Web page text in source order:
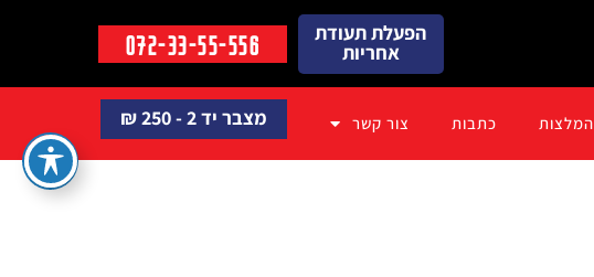
הפעלת תעודת
אחריות 072-33-55-556
המלצות כתבות צור קשר מצבר יד 2 - 250 ₪